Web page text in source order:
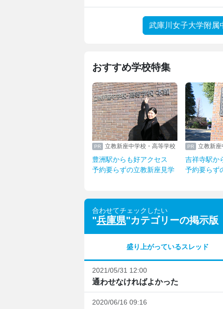
武庫川女子大学附属
おすすめ学校特集
立教新座中学校・高等学校
豊洲駅からも好アクセス
予約要らずの立教新座見学
立教新座
吉祥寺駅か
予約要らず
合わせてチェックしたい
"兵庫県"カテゴリーの掲示版
盛り上がっているスレッド
2021/05/31 12:00
通わせなければよかった
2020/06/16 09:16